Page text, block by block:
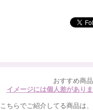
おすすめ商
イメージには個人差があり
こちらでご紹介してる商品は